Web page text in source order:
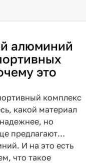
алюминий
это
комплекс
какой материал
но
предлагают
И на это есть
что такое